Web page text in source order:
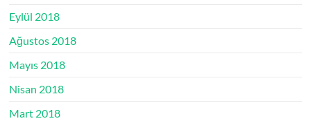
Eylül 2018
Ağustos 2018
Mayıs 2018
Nisan 2018
Mart 2018